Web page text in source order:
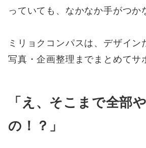
っていても、なかなか手がつか
ミリョクコンパスは、デザイン
写真・企画整理までまとめてサ
「え、そこまで全部
の！？」